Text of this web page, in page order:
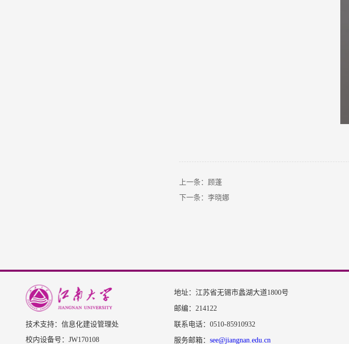
上一条：顾蓬
下一条：李晓娜
技术支持：信息化建设管理处
校内设备号：JW170108
地址：江苏省无锡市蠡湖大道1800号
邮编：214122
联系电话：0510-85910932
服务邮箱： see@jiangnan.edu.cn